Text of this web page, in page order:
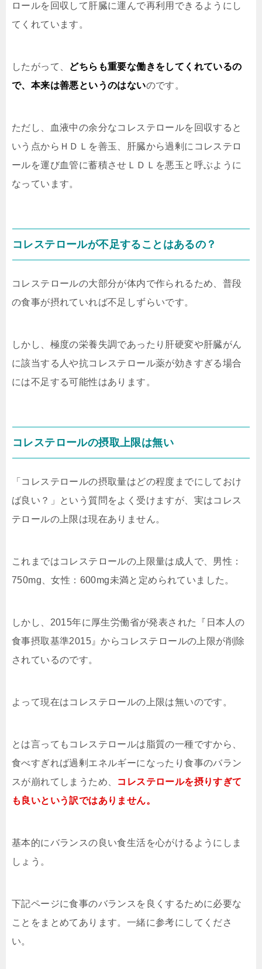
ロールを回収して肝臓に運んで再利用できるようにし
てくれています。
したがって、 どちらも重要な働きをしてくれているの
で、本来は善悪というのはないのです。
ただし、血液中の余分なコレステロールを回収すると
いう点からＨＤＬを善玉、肝臓から過剰にコレステロ
ールを運び血管に蓄積させＬＤＬを悪玉と呼ぶように
なっています。
コレステロールが不足することはあるの？
コレステロールの大部分が体内で作られるため、普段
の食事が摂れていれば不足しずらいです。
しかし、極度の栄養失調であったり肝硬変や肝臓がん
に該当する人や抗コレステロール薬が効きすぎる場合
には不足する可能性はあります。
コレステロールの摂取上限は無い
「コレステロールの摂取量はどの程度までにしておけ
ば良い？」という質問をよく受けますが、実はコレス
テロールの上限は現在ありません。
これまではコレステロールの上限量は成人で、男性：
750mg、女性：600mg未満と定められていました。
しかし、2015年に厚生労働省が発表された『日本人の
食事摂取基準2015』からコレステロールの上限が削除
されているのです。
よって現在はコレステロールの上限は無いのです。
とは言ってもコレステロールは脂質の一種ですから、
食べすぎれば過剰エネルギーになったり食事のバラン
スが崩れてしまうため、 コレステロールを摂りすぎて
も良いという訳ではありません。
基本的にバランスの良い食生活を心がけるようにしま
しょう。
下記ページに食事のバランスを良くするために必要な
ことをまとめてあります。一緒に参考にしてくださ
い。